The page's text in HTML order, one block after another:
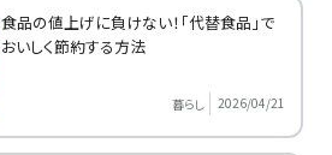
食品の値上げに負けない！「代替食品」で
おいしく節約する方法
暮らし 2026/04/21